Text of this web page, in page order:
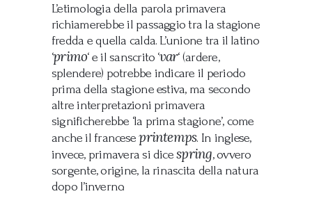
L’etimologia della parola primavera
richiamerebbe il passaggio tra la stagione
fredda e quella calda. L’unione tra il latino
‘primo‘ e il sanscrito ‘var‘ (ardere,
splendere) potrebbe indicare il periodo
prima della stagione estiva, ma secondo
altre interpretazioni primavera
significherebbe ‘la prima stagione’, come
anche il franceseprintemps. In inglese,
invece, primavera si dicespring, ovvero
sorgente, origine, la rinascita della natura
dopo l’inverno.